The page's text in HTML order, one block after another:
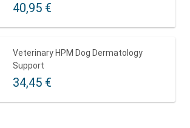
40,95 €
Veterinary HPM Dog Dermatology
Support
34,45 €